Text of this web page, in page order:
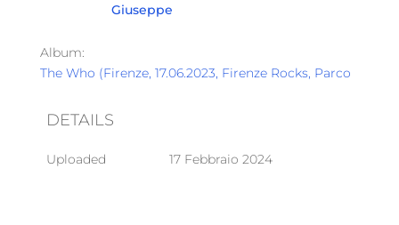
Giuseppe
Album:
The Who (Firenze, 17.06.2023, Firenze Rocks, Parco
DETAILS
Uploaded 17 Febbraio 2024